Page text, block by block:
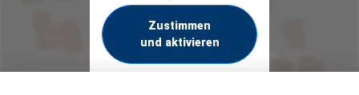
Zustimmen
und aktivieren